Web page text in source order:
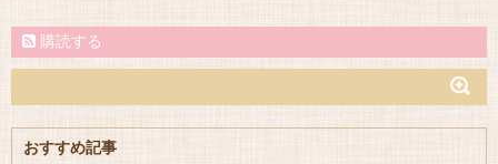
購読する
おすすめ記事